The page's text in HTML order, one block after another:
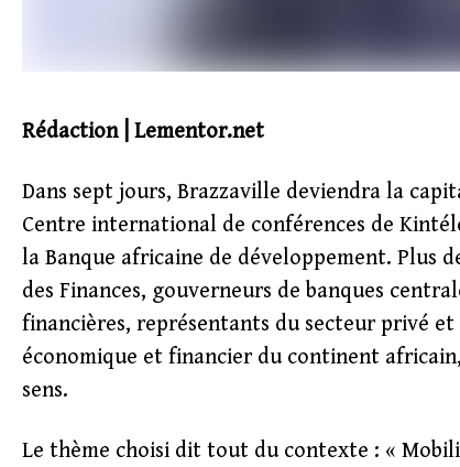
Rédaction | Lementor.net
Dans sept jours, Brazzaville deviendra la
Centre international de conférences de
la Banque africaine de développement. Plus
des Finances, gouverneurs de banques
financières, représentants du secteur privé
économique et financier du continent
sens.
Le thème choisi dit tout du contexte : «